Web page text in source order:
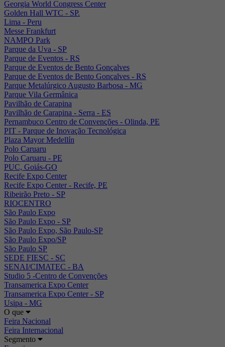
Georgia World Congress Center
Golden Hall WTC - SP.
Lima - Peru
Messe Frankfurt
NAMPO Park
Parque da Uva - SP
Parque de Eventos - RS
Parque de Eventos de Bento Gonçalves
Parque de Eventos de Bento Gonçalves - RS
Parque Metalúrgico Augusto Barbosa - MG
Parque Vila Germânica
Pavilhão de Carapina
Pavilhão de Carapina - Serra - ES
Pernambuco Centro de Convenções - Olinda, PE
PIT - Parque de Inovação Tecnológica
Plaza Mayor Medellín
Polo Caruaru
Polo Caruaru - PE
PUC, Goiás-GO
Recife Expo Center
Recife Expo Center - Recife, PE
Ribeirão Preto - SP
RIOCENTRO
São Paulo Expo
São Paulo Expo - SP
São Paulo Expo, São Paulo-SP
São Paulo Expo/SP
São Paulo SP
SEDE FIESC - SC
SENAI/CIMATEC - BA
Studio 5 -Centro de Convenções
Transamerica Expo Center
Transamerica Expo Center - SP
Usipa - MG
O que
Feira Nacional
Feira Internacional
Segmento